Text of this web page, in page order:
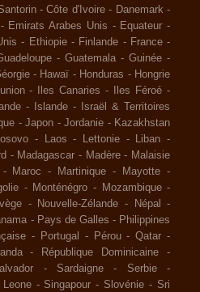
-Côte d'Ivoire - Danemark -
- Emirats Arabes Unis - Equateur -
- Ethiopie - Finlande - France -
- Guatemala - Guinée -
- Hawaï - Honduras - Hongrie
- Iles Canaries - Iles Féroé -
- Islande -
Israël & Territoires
- Japon - Jordanie - Kazakhstan
- Laos - Lettonie - Liban -
- Madagascar - Madère - Malaisie
- Maroc - Martinique - Mayotte -
- Monténégro - Mozambique -
- Nouvelle-Zélande - Népal
-
- Pays de Galles - Philippines
- Portugal - Pérou -Qatar -
- République Dominicaine
-
- Sardaigne - Serbie
-
Leone - Singapour - Slovénie - Sri